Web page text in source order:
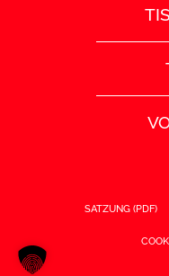
SATZUNG (PDF)